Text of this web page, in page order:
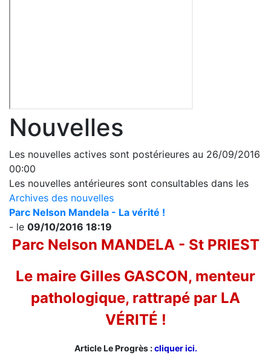
Nouvelles
Les nouvelles actives sont postérieures au 26/09/2016
00:00
Les nouvelles antérieures sont consultables dans les
Archives des nouvelles
Parc Nelson Mandela - La vérité !
- le 09/10/2016 18:19
Parc Nelson MANDELA - St PRIEST
Le maire Gilles GASCON, menteur
pathologique, rattrapé par LA
VÉRITÉ !
Article Le Progrès :cliquer ici.